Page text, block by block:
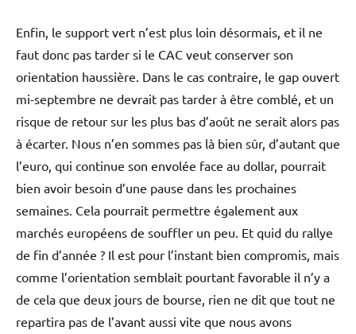
Enfin, le support vert n’est plus loin désormais, et il ne
faut donc pas tarder si le CAC veut conserver son
orientation haussière. Dans le cas contraire, le gap ouvert
mi-septembre ne devrait pas tarder à être comblé, et un
risque de retour sur les plus bas d’août ne serait alors pas
à écarter. Nous n’en sommes pas là bien sûr, d’autant que
l’euro, qui continue son envolée face au dollar, pourrait
bien avoir besoin d’une pause dans les prochaines
semaines. Cela pourrait permettre également aux
marchés européens de souffler un peu. Et quid du rallye
de fin d’année ? Il est pour l’instant bien compromis, mais
comme l’orientation semblait pourtant favorable il n’y a
de cela que deux jours de bourse, rien ne dit que tout ne
repartira pas de l’avant aussi vite que nous avons